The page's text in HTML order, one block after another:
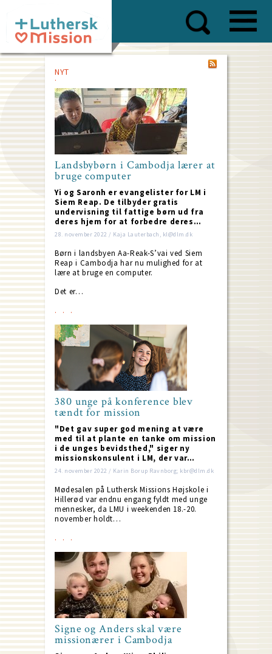
main
content
NYT
Landsbybørn i Cambodja lærer at
bruge computer
Yi og Saronh er evangelister for LM i
Siem Reap. De tilbyder gratis
undervisning til fattige børn ud fra
deres hjem for at forbedre deres…
28. november 2022 / Kaja Lauterbach, kl@dlm.dk
Børn i landsbyen Aa-Reak-S’vai ved Siem
Reap i Cambodja har nu mulighed for at
lære at bruge en computer.
Det er…
380 unge på konference blev
tændt for mission
"Det gav super god mening at være
med til at plante en tanke om mission
i de unges bevidsthed," siger ny
missionskonsulent i LM, der var…
24. november 2022 / Karin Borup Ravnborg; kbr@dlm.dk
Mødesalen på Luthersk Missions Højskole i
Hillerød var endnu engang fyldt med unge
mennesker, da LMU i weekenden 18.-20.
november holdt…
Signe og Anders skal være
missionærer i Cambodja